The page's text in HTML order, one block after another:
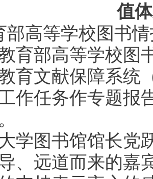
值
部高等学校图书
育部高等学校图
育文献保障系统
作任务作专题报
学图书馆馆长党
、远道而来的嘉